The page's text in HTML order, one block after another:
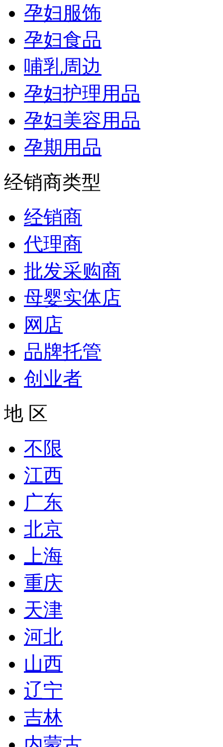
孕妇服饰
孕妇食品
哺乳周边
孕妇护理用品
孕妇美容用品
孕期用品
经销商类型
经销商
代理商
批发采购商
母婴实体店
网店
品牌托管
创业者
地 区
不限
江西
广东
北京
上海
重庆
天津
河北
山西
辽宁
吉林